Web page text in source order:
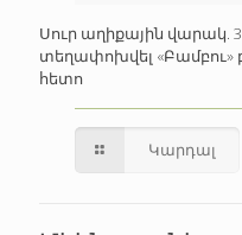
Սուր աղիքային վարակ.
տեղափոխվել «Բամբու»
հետո
Կարդալ